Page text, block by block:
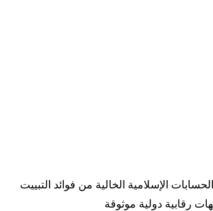
الإسلامية الخالية من فوائد التبييت
رقابية دولية موثوقة